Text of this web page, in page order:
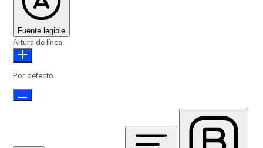
Fuente legible
Altura de línea
Por defecto